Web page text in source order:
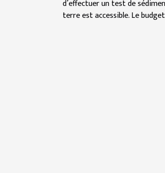
d’effectuer un test de
terre est accessible. Le